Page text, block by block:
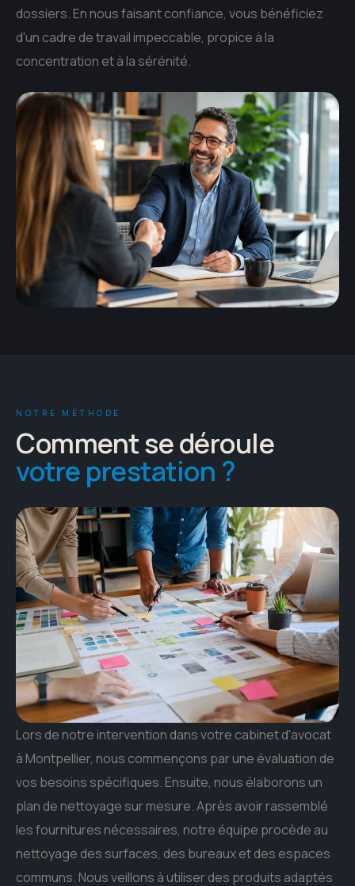
dossiers. En nous faisant confiance, vous bénéficiez
d'un cadre de travail impeccable, propice à la
concentration et à la sérénité.
NOTRE MÉTHODE
Comment se déroule
votre prestation ?
Lors de notre intervention dans votre cabinet d'avocat
à Montpellier, nous commençons par une évaluation de
vos besoins spécifiques. Ensuite, nous élaborons un
plan de nettoyage sur mesure. Après avoir rassemblé
les fournitures nécessaires, notre équipe procède au
nettoyage des surfaces, des bureaux et des espaces
communs. Nous veillons à utiliser des produits adaptés